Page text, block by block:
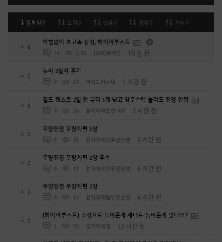
등록일순 조회순 댓글순 공감순 화제순
6
막힘없이 초고속 성장, 하이퍼부스트
14 2.8K [GM]로아닌 10 일 전
0
뉴비 5일차 후기
0 21 아시드라누대 1 시간 전
5
길드 퀘스트 2일 전 부터 1개 남고 임무수락 눌러도 진행 안됨
0 26 절세미녀초선-KR 3 시간 전
0
무량진경 무량계편 3장
0 15 천지의재림무량진경 3 시간 전
0
무량진경 무량계편 2장 후속
0 13 천지의재림무량진경 4 시간 전
0
무량진경 무량계편 2장
0 14 천지의재림무량진경 4 시간 전
0
[하이퍼부스트] 보상으로 들어온게 제대로 들어온게 맞나요?
1 92 일거에척결 13 시간 전